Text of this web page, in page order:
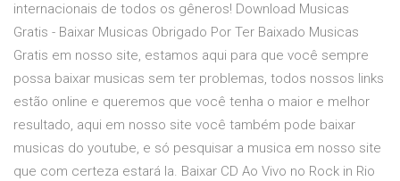
internacionais de todos os gêneros! Download Musicas
Gratis - Baixar Musicas Obrigado Por Ter Baixado Musicas
Gratis em nosso site, estamos aqui para que você sempre
possa baixar musicas sem ter problemas, todos nossos links
estão online e queremos que você tenha o maior e melhor
resultado, aqui em nosso site você também pode baixar
musicas do youtube, e só pesquisar a musica em nosso site
que com certeza estará la. Baixar CD Ao Vivo no Rock in Rio